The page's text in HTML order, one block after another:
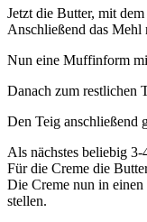
Jetzt die Butter, mit
Anschließend das
Nun eine Muffinform
Danach zum restlichen
Den Teig anschließend
Als nächstes beliebig
Für die Creme die
Die Creme nun in
stellen.